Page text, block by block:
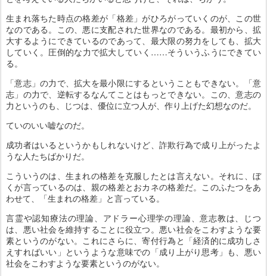
生まれ落ちた時点の格差が「格差」がひろがっていくのが、この世
なのである。この、悪に支配された世界なのである。最初から、拡
大するようにできているのであって、最大限の努力をしても、拡大
していく。圧倒的な力で拡大していく……そういうふうにできてい
る。
「意志」の力で、拡大を最小限にするということもできない。「意
志」の力で、逆転するなんてことはもっとできない。この、意志の
力というのも、じつは、優位に立つ人が、作り上げた幻想なのだ。
ていのいい嘘なのだ。
成功者はいるというかもしれないけど、詐欺行為で成り上がったよ
うな人たちばかりだ。
こういうのは、生まれの格差を克服したとは言えない。それに、ぼ
くが言っているのは、親の格差とおカネの格差だ。このふたつをあ
わせて、「生まれの格差」と言っている。
言霊や認知療法の理論、アドラー心理学の理論、意志教は、じつ
は、悪い社会を維持することに役立つ。悪い社会をこわすような要
素というのがない。これにさらに、寄付行為と「経済的に成功しさ
えすればいい」というような意味での「成り上がり思考」も、悪い
社会をこわすような要素というのがない。